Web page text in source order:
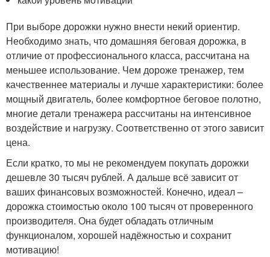
При выборе дорожки нужно внести некий ориентир.
Необходимо знать, что домашняя беговая дорожка, в
отличие от профессионального класса, рассчитана на
меньшее использование. Чем дороже тренажер, тем
качественнее материалы и лучше характеристики: более
мощный двигатель, более комфортное беговое полотно,
многие детали тренажера рассчитаны на интенсивное
воздействие и нагрузку. Соответственно от этого зависит
цена.
Если кратко, то мы не рекомендуем покупать дорожки
дешевле 30 тысяч рублей. А дальше всё зависит от
ваших финансовых возможностей. Конечно, идеал –
дорожка стоимостью около 100 тысяч от проверенного
производителя. Она будет обладать отличным
функционалом, хорошей надёжностью и сохранит
мотивацию!